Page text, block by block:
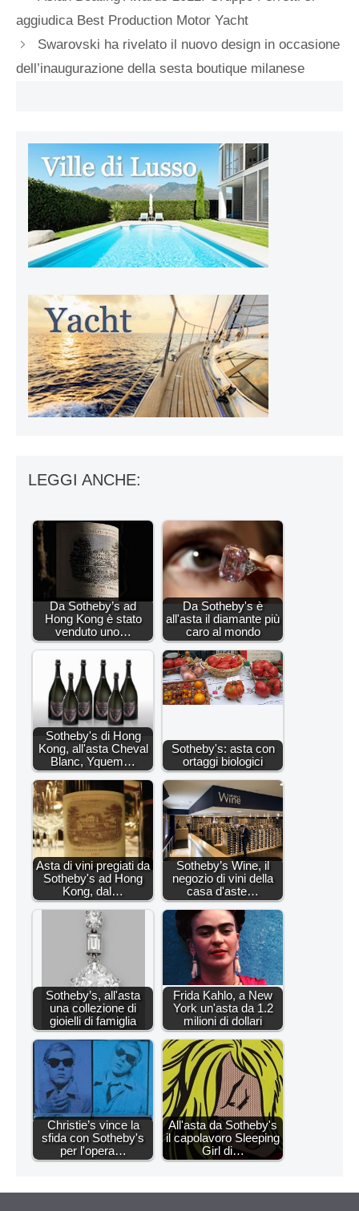
aggiudica Best Production Motor Yacht
Swarovski ha rivelato il nuovo design in occasione
dell’inaugurazione della sesta boutique milanese
LEGGI ANCHE:
Da Sotheby’s ad
Hong Kong è stato
venduto uno…
Da Sotheby's è
all'asta il diamante più
caro al mondo
Sotheby's di Hong
Kong, all'asta Cheval
Blanc, Yquem…
Sotheby's: asta con
ortaggi biologici
Asta di vini pregiati da
Sotheby's ad Hong
Kong, dal…
Sotheby’s Wine, il
negozio di vini della
casa d'aste…
Sotheby’s, all'asta
una collezione di
gioielli di famiglia
Frida Kahlo, a New
York un'asta da 1.2
milioni di dollari
Christie’s vince la
sfida con Sotheby's
per l'opera…
All'asta da Sotheby's
il capolavoro Sleeping
Girl di…